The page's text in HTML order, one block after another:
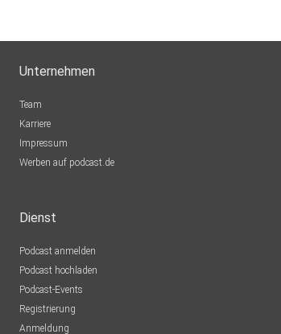
Unternehmen
Team
Karriere
Impressum
Werben auf podcast.de
Dienst
Podcast anmelden
Podcast hochladen
Podcast-Events
Registrierung
Anmeldung